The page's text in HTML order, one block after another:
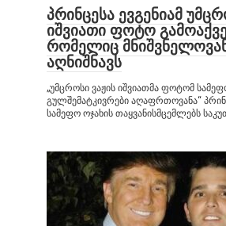
პრინცესა ევგენიამ
იშვიათი ფოტო
რომელიც
აღნიშნავს
„უმცროსი ვაჟის იშვიათმა ფოტომ
გულშემატკივრები აღაფრთოვანა“
სამეფო ოჯახის თაყვანისმცემლებს